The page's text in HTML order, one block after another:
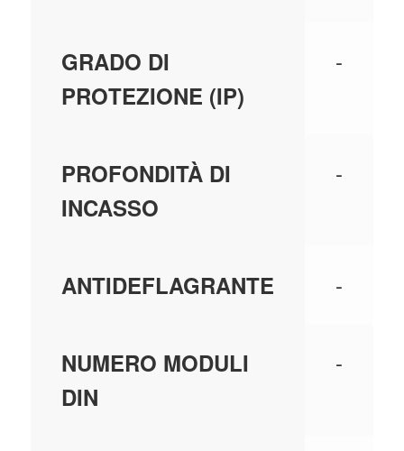
GRADO DI
PROTEZIONE (IP)
-
PROFONDITÀ DI
INCASSO
-
ANTIDEFLAGRANTE -
NUMERO MODULI
DIN
-